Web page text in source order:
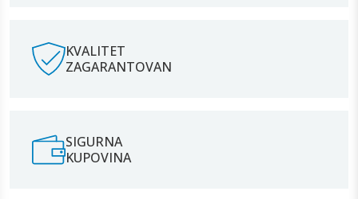
KVALITET
ZAGARANTOVAN
SIGURNA
KUPOVINA